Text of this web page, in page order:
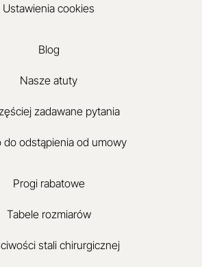
Ustawienia cookies
Blog
Nasze atuty
zadawane pytania
do odstąpienia od umowy
Progi rabatowe
Tabele rozmiarów
stali chirurgicznej